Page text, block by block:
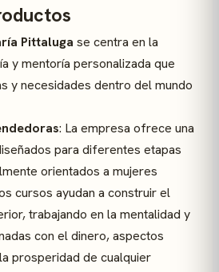
Pittaluga se centra en la
y mentoría personalizada que
y necesidades dentro del mundo
: La empresa ofrece una
para diferentes etapas
orientados a mujeres
cursos ayudan a construir el
trabajando en la mentalidad y
con el dinero, aspectos
prosperidad de cualquier